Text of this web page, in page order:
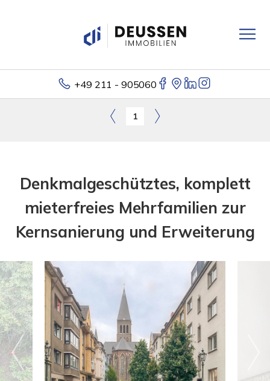
+49 211 - 905060
1
Denkmalgeschütztes, komplett
mieterfreies Mehrfamilien zur
Kernsanierung und Erweiterung